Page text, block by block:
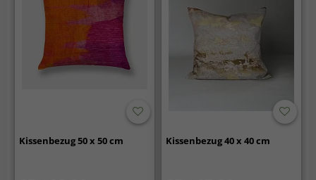
Kissenbezug 50 x 50 cm Kissenbezug 40 x 40 cm